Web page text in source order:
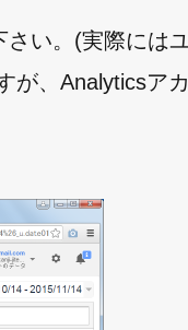
い。(実際には
、Analyticsア